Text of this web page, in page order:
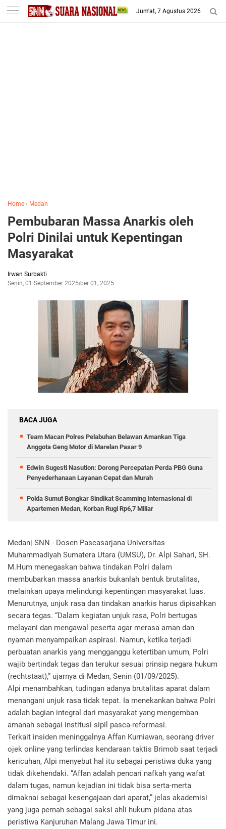
-->
Jum'at, 7 Agustus 2026
Home › Medan
Pembubaran Massa Anarkis oleh
Polri Dinilai untuk Kepentingan
Masyarakat
Irwan Surbakti
Senin, 01 September 2025September 01, 2025
BACA JUGA
Team Macan Polres Pelabuhan Belawan Amankan Tiga
Anggota Geng Motor di Marelan Pasar 9
Edwin Sugesti Nasution: Dorong Percepatan Perda PBG Guna
Penyederhanaan Layanan Cepat dan Murah
Polda Sumut Bongkar Sindikat Scamming Internasional di
Apartemen Medan, Korban Rugi Rp6,7 Miliar
Medan| SNN - Dosen Pascasarjana Universitas
Muhammadiyah Sumatera Utara (UMSU), Dr. Alpi Sahari, SH.
M.Hum menegaskan bahwa tindakan Polri dalam
membubarkan massa anarkis bukanlah bentuk brutalitas,
melainkan upaya melindungi kepentingan masyarakat luas.
Menurutnya, unjuk rasa dan tindakan anarkis harus dipisahkan
secara tegas. “Dalam kegiatan unjuk rasa, Polri bertugas
melayani dan mengawal peserta agar merasa aman dan
nyaman menyampaikan aspirasi. Namun, ketika terjadi
perbuatan anarkis yang mengganggu ketertiban umum, Polri
wajib bertindak tegas dan terukur sesuai prinsip negara hukum
(rechtstaat),” ujarnya di Medan, Senin (01/09/2025).
Alpi menambahkan, tudingan adanya brutalitas aparat dalam
menangani unjuk rasa tidak tepat. Ia menekankan bahwa Polri
adalah bagian integral dari masyarakat yang mengemban
amanah sebagai institusi sipil pasca-reformasi.
Terkait insiden meninggalnya Affan Kurniawan, seorang driver
ojek online yang terlindas kendaraan taktis Brimob saat terjadi
kericuhan, Alpi menyebut hal itu sebagai peristiwa duka yang
tidak dikehendaki. “Affan adalah pencari nafkah yang wafat
dalam tugas, namun kejadian ini tidak bisa serta-merta
dimaknai sebagai kesengajaan dari aparat,” jelas akademisi
yang juga pernah sebagai saksi ahli hukum pidana atas
peristiwa Kanjuruhan Malang Jawa Timur ini.